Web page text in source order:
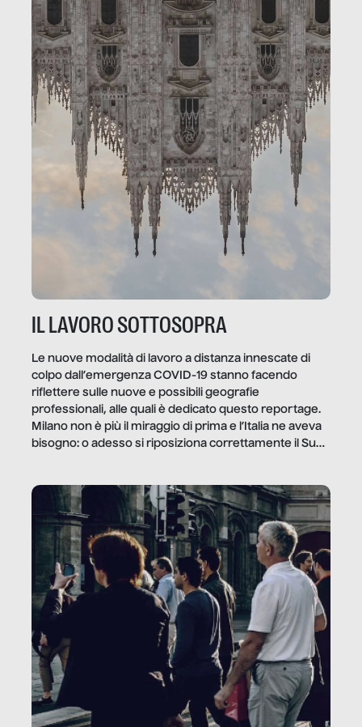
IL LAVORO SOTTOSOPRA
Le nuove modalità di lavoro a distanza innescate di
colpo dall’emergenza COVID-19 stanno facendo
riflettere sulle nuove e possibili geografie
professionali, alle quali è dedicato questo reportage.
Milano non è più il miraggio di prima e l’Italia ne aveva
bisogno: o adesso si riposiziona correttamente il Sud